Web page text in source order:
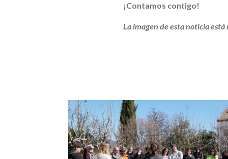
¡Contamos contigo!
La imagen de esta noticia